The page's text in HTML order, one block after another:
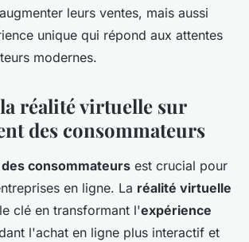
leurs ventes, mais aussi
unique qui répond aux attentes
modernes.
réalité virtuelle sur
des consommateurs
consommateurs est crucial pour
en ligne. La réalité virtuelle
clé en transformant l'expérience
l'achat en ligne plus interactif et